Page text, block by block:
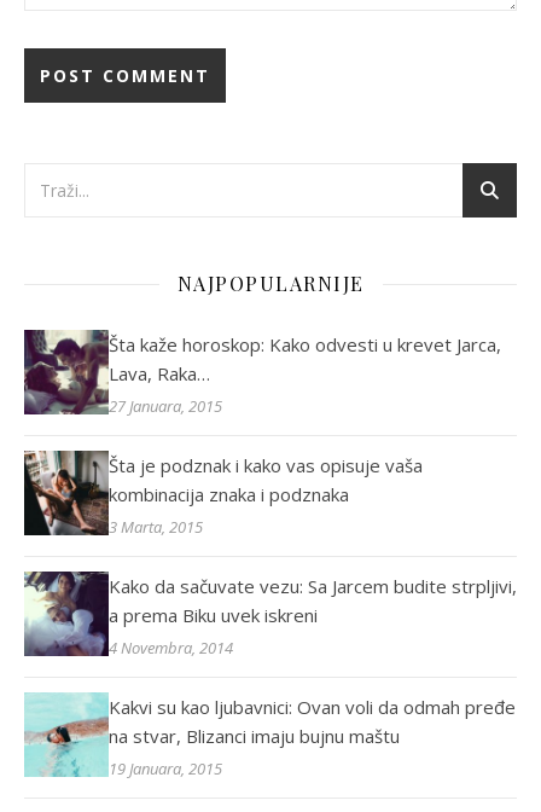
NAJPOPULARNIJE
Šta kaže horoskop: Kako odvesti u krevet Jarca,
Lava, Raka…
27 Januara, 2015
Šta je podznak i kako vas opisuje vaša
kombinacija znaka i podznaka
3 Marta, 2015
Kako da sačuvate vezu: Sa Jarcem budite strpljivi,
a prema Biku uvek iskreni
4 Novembra, 2014
Kakvi su kao ljubavnici: Ovan voli da odmah pređe
na stvar, Blizanci imaju bujnu maštu
19 Januara, 2015